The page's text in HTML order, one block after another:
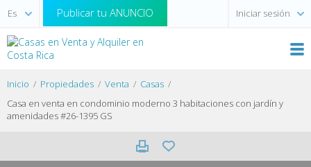
Publicar tu ANUNCIO Iniciar sesión
Inicio Propiedades Venta
Casas
Casa en venta en condominio moderno 3 habitaciones con jardín y
amenidades #26-1395 GS